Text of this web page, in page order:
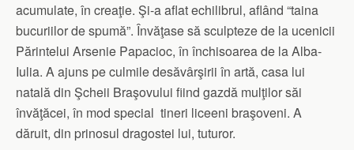
acumulate, în creaţie. Şi-a aflat echilibrul, aflând “taina
bucuriilor de spumă”. Învăţase să sculpteze de la ucenicii
Părintelui Arsenie Papacioc, în închisoarea de la Alba-
Iulia. A ajuns pe culmile desăvârşirii în artă, casa lui
natală din Şcheii Braşovului fiind gazdă mulţilor săi
învăţăcei, în mod special tineri liceeni braşoveni. A
dăruit, din prinosul dragostei lui, tuturor.